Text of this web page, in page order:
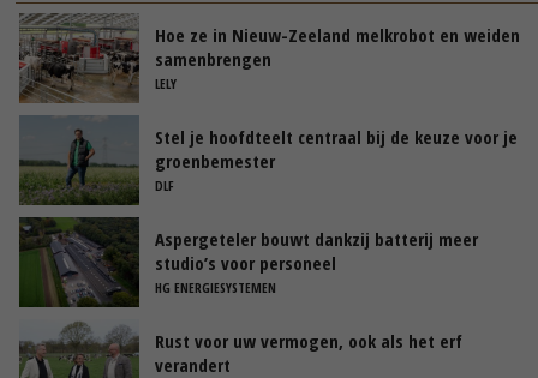
Hoe ze in Nieuw-Zeeland melkrobot en weiden
samenbrengen
LELY
Stel je hoofdteelt centraal bij de keuze voor je
groenbemester
DLF
Aspergeteler bouwt dankzij batterij meer
studio’s voor personeel
HG ENERGIESYSTEMEN
Rust voor uw vermogen, ook als het erf
verandert